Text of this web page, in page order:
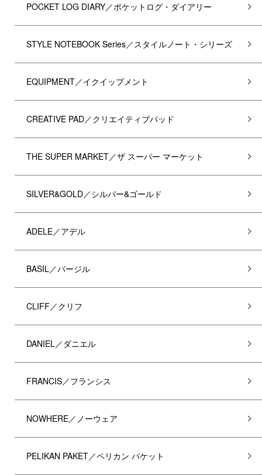
POCKET LOG DIARY／ポケットログ・ダイアリー
STYLE NOTEBOOK Series／スタイルノート・シリーズ
EQUIPMENT／イクイップメント
CREATIVE PAD／クリエイティブパッド
THE SUPER MARKET／ザ スーパー マーケット
SILVER&GOLD／シルバー&ゴールド
ADELE／アデル
BASIL／バージル
CLIFF／クリフ
DANIEL／ダニエル
FRANCIS／フランシス
NOWHERE／ノーウェア
PELIKAN PAKET／ペリカン パケット